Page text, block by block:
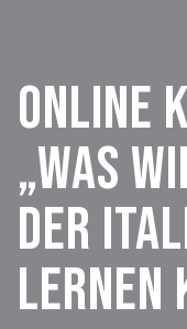
Online
„Was
der
lernen